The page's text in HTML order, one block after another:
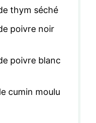
thym séché
poivre noir
poivre blanc
cumin moulu